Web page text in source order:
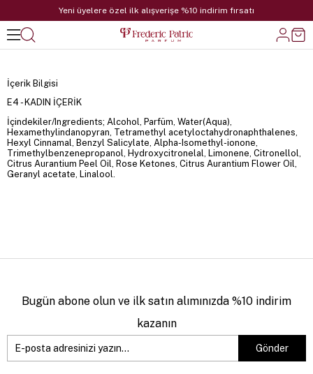
Yeni üyelere özel ilk alışverişe %10 indirim fırsatı
İçerik Bilgisi
E4 - KADIN İÇERİK
İçindekiler/Ingredients; Alcohol, Parfüm, Water(Aqua),
Hexamethylindanopyran, Tetramethyl acetyloctahydronaphthalenes,
Hexyl Cinnamal, Benzyl Salicylate, Alpha-Isomethyl-ionone,
Trimethylbenzenepropanol, Hydroxycitronelal, Limonene, Citronellol,
Citrus Aurantium Peel Oil, Rose Ketones, Citrus Aurantium Flower Oil,
Geranyl acetate, Linalool.
Bugün abone olun ve ilk satın alımınızda %10 indirim
kazanın
Gönder